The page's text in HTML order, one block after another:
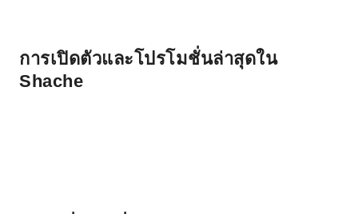
การเปิดตัวและโปรโมชั่นล่าสุดใน
Shache